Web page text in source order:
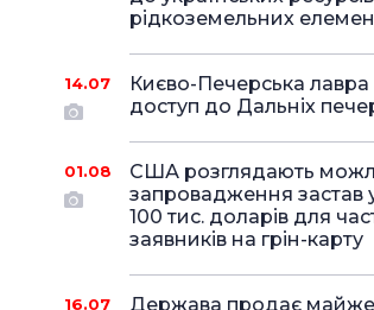
рідкоземельних
14.07
Києво-Печерська лавра
доступ до Дальніх
01.08
США розглядають
запровадження застав
100 тис. доларів для
заявників на грін-карту
16.07
Держава продає майже